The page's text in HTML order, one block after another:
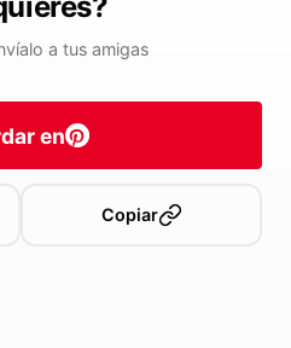
a tus amigas
en
Copiar